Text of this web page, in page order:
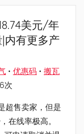
美元/年
内有更多产
• 优惠码 • 搬瓦
次
超售卖家，但是
在线率极高。